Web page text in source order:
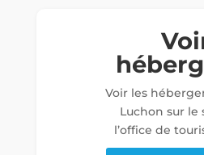
Voir les
Luchon sur
l’office de